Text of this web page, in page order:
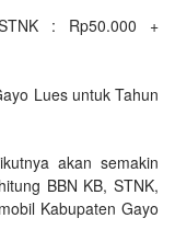
: Rp50.000 +
Lues untuk Tahun
akan semakin
BBN KB, STNK,
Kabupaten Gayo